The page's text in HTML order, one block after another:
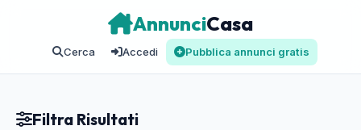
AnnunciCasa
Cerca Accedi Pubblica annunci gratis
Filtra Risultati